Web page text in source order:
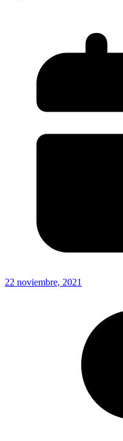
22 noviembre, 2021